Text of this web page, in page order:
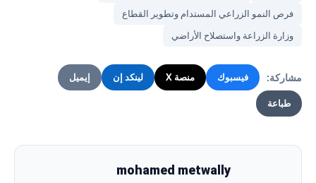
فرص النمو الزراعي المستدام وتطوير القطاع
وزارة الزراعة واستصلاح الأراضي
مشاركة: فيسبوك منصة X لينكد إن إيميل
طباعة
mohamed metwally